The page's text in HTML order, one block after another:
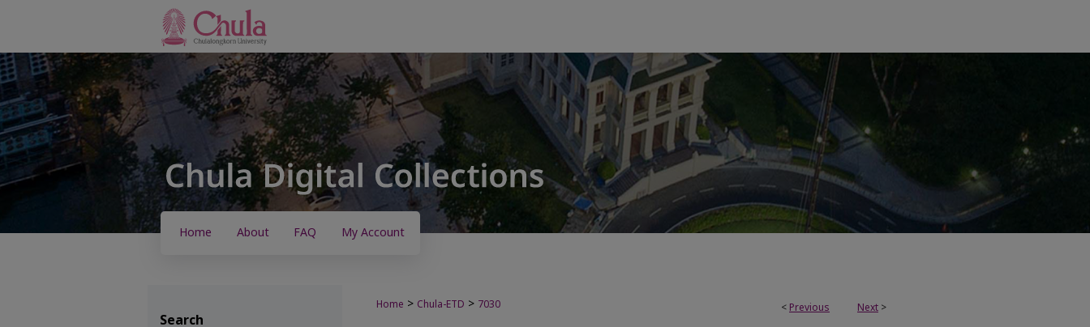
Home About FAQ My Account
< Previous Next >
Home > Chula-ETD > 7030
Search